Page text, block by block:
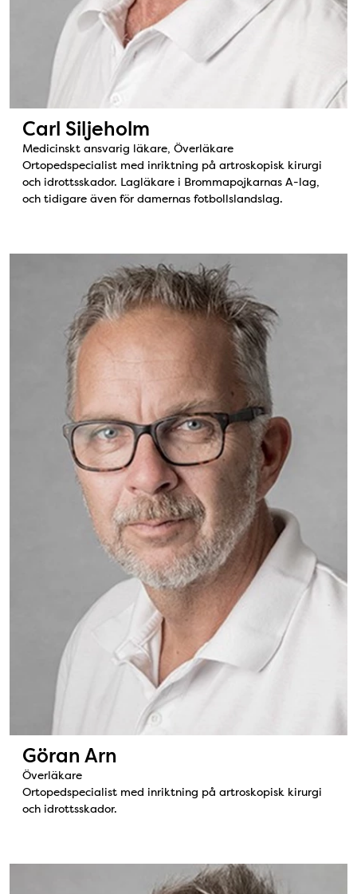
Carl Siljeholm
Medicinskt ansvarig läkare, Överläkare
Ortopedspecialist med inriktning på artroskopisk kirurgi
och idrottsskador. Lagläkare i Brommapojkarnas A-lag,
och tidigare även för damernas fotbollslandslag.
Bild: Göran Arn
Göran Arn
Överläkare
Ortopedspecialist med inriktning på artroskopisk kirurgi
och idrottsskador.
Bild: Magnus Forssblad